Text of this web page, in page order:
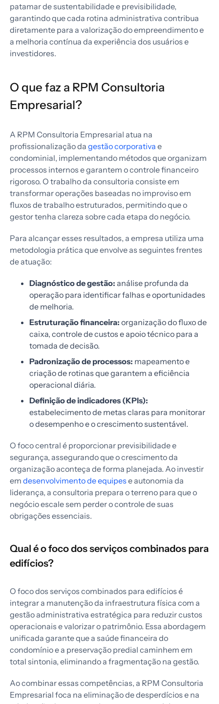
patamar de sustentabilidade e previsibilidade,
garantindo que cada rotina administrativa contribua
diretamente para a valorização do empreendimento e
a melhoria contínua da experiência dos usuários e
investidores.
O que faz a RPM Consultoria
Empresarial?
A RPM Consultoria Empresarial atua na
profissionalização da gestão corporativa e
condominial, implementando métodos que organizam
processos internos e garantem o controle financeiro
rigoroso. O trabalho da consultoria consiste em
transformar operações baseadas no improviso em
fluxos de trabalho estruturados, permitindo que o
gestor tenha clareza sobre cada etapa do negócio.
Para alcançar esses resultados, a empresa utiliza uma
metodologia prática que envolve as seguintes frentes
de atuação:
Diagnóstico de gestão: análise profunda da
operação para identificar falhas e oportunidades
de melhoria.
Estruturação financeira: organização do fluxo de
caixa, controle de custos e apoio técnico para a
tomada de decisão.
Padronização de processos: mapeamento e
criação de rotinas que garantem a eficiência
operacional diária.
Definição de indicadores (KPIs):
estabelecimento de metas claras para monitorar
o desempenho e o crescimento sustentável.
O foco central é proporcionar previsibilidade e
segurança, assegurando que o crescimento da
organização aconteça de forma planejada. Ao investir
em desenvolvimento de equipes e autonomia da
liderança, a consultoria prepara o terreno para que o
negócio escale sem perder o controle de suas
obrigações essenciais.
Qual é o foco dos serviços combinados para
edifícios?
O foco dos serviços combinados para edifícios é
integrar a manutenção da infraestrutura física com a
gestão administrativa estratégica para reduzir custos
operacionais e valorizar o patrimônio. Essa abordagem
unificada garante que a saúde financeira do
condomínio e a preservação predial caminhem em
total sintonia, eliminando a fragmentação na gestão.
Ao combinar essas competências, a RPM Consultoria
Empresarial foca na eliminação de desperdícios e na